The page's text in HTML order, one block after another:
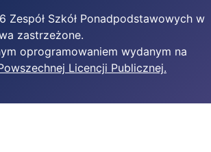
Szkół Ponadpodstawowych w
zastrzeżone.
oprogramowaniem wydanym na
Licencji Publicznej.